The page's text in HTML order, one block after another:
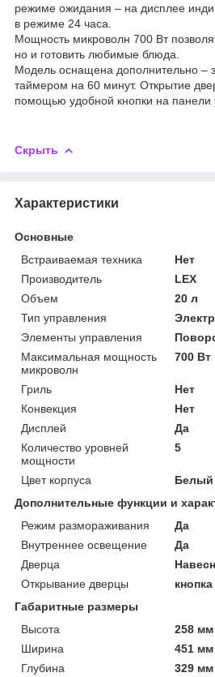
режиме ожидания – на дисплее
в режиме 24 часа.
Мощность микроволн 700 Вт
но и готовить любимые блюда.
Модель оснащена дополнительно –
таймером на 60 минут. Открытие
помощью удобной кнопки на панели
Скрыть
Характеристики
Основные
Встраиваемая техника
Нет
Производитель
LEX
Объем
20 л
Тип управления
Элементы управления
Максимальная мощность
микроволн
700 Вт
Гриль
Нет
Конвекция
Нет
Дисплей
Да
Количество уровней
мощности
5
Цвет корпуса
Белый
Дополнительные функции и
Режим размораживания
Да
Внутреннее освещение
Да
Дверца
Открывание дверцы
кнопка
Габаритные размеры
Высота
258 мм
Ширина
451 мм
Глубина
329 мм